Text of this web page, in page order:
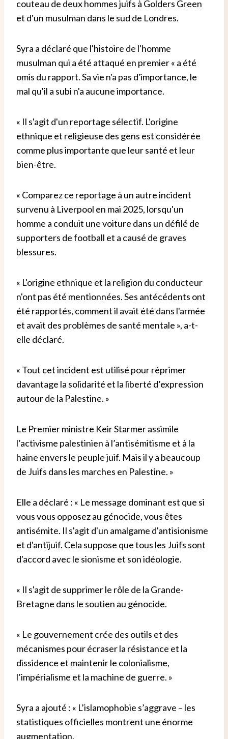
couteau de deux hommes juifs à Golders Green
et d'un musulman dans le sud de Londres.
Syra a déclaré que l'histoire de l'homme
musulman qui a été attaqué en premier « a été
omis du rapport. Sa vie n'a pas d'importance, le
mal qu'il a subi n'a aucune importance.
« Il s'agit d'un reportage sélectif. L'origine
ethnique et religieuse des gens est considérée
comme plus importante que leur santé et leur
bien-être.
« Comparez ce reportage à un autre incident
survenu à Liverpool en mai 2025, lorsqu'un
homme a conduit une voiture dans un défilé de
supporters de football et a causé de graves
blessures.
« L'origine ethnique et la religion du conducteur
n'ont pas été mentionnées. Ses antécédents ont
été rapportés, comment il avait été dans l'armée
et avait des problèmes de santé mentale », a-t-
elle déclaré.
« Tout cet incident est utilisé pour réprimer
davantage la solidarité et la liberté d’expression
autour de la Palestine. »
Le Premier ministre Keir Starmer assimile
l’activisme palestinien à l’antisémitisme et à la
haine envers le peuple juif. Mais il y a beaucoup
de Juifs dans les marches en Palestine. »
Elle a déclaré : « Le message dominant est que si
vous vous opposez au génocide, vous êtes
antisémite. Il s'agit d'un amalgame d'antisionisme
et d'antijuif. Cela suppose que tous les Juifs sont
d'accord avec le sionisme et son idéologie.
« Il s'agit de supprimer le rôle de la Grande-
Bretagne dans le soutien au génocide.
« Le gouvernement crée des outils et des
mécanismes pour écraser la résistance et la
dissidence et maintenir le colonialisme,
l’impérialisme et la machine de guerre. »
Syra a ajouté : « L’islamophobie s’aggrave – les
statistiques officielles montrent une énorme
augmentation.